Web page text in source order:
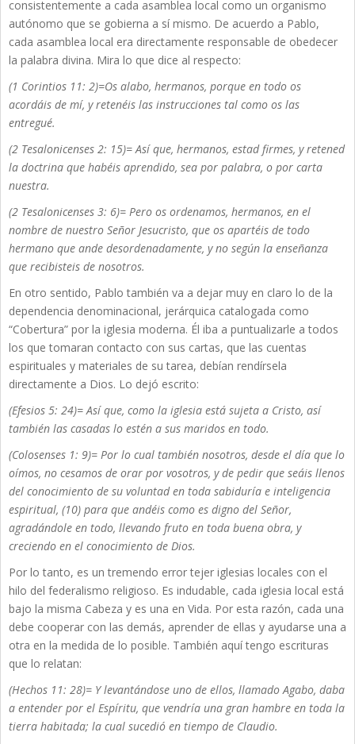
consistentemente a cada asamblea local como un organismo
autónomo que se gobierna a sí mismo. De acuerdo a Pablo,
cada asamblea local era directamente responsable de obedecer
la palabra divina. Mira lo que dice al respecto:
(1 Corintios 11: 2)=Os alabo, hermanos, porque en todo os
acordáis de mí, y retenéis las instrucciones tal como os las
entregué.
(2 Tesalonicenses 2: 15)= Así que, hermanos, estad firmes, y retened
la doctrina que habéis aprendido, sea por palabra, o por carta
nuestra.
(2 Tesalonicenses 3: 6)= Pero os ordenamos, hermanos, en el
nombre de nuestro Señor Jesucristo, que os apartéis de todo
hermano que ande desordenadamente, y no según la enseñanza
que recibisteis de nosotros.
En otro sentido, Pablo también va a dejar muy en claro lo de la
dependencia denominacional, jerárquica catalogada como
“Cobertura” por la iglesia moderna. Él iba a puntualizarle a todos
los que tomaran contacto con sus cartas, que las cuentas
espirituales y materiales de su tarea, debían rendírsela
directamente a Dios. Lo dejó escrito:
(Efesios 5: 24)= Así que, como la iglesia está sujeta a Cristo, así
también las casadas lo estén a sus maridos en todo.
(Colosenses 1: 9)= Por lo cual también nosotros, desde el día que lo
oímos, no cesamos de orar por vosotros, y de pedir que seáis llenos
del conocimiento de su voluntad en toda sabiduría e inteligencia
espiritual, (10) para que andéis como es digno del Señor,
agradándole en todo, llevando fruto en toda buena obra, y
creciendo en el conocimiento de Dios.
Por lo tanto, es un tremendo error tejer iglesias locales con el
hilo del federalismo religioso. Es indudable, cada iglesia local está
bajo la misma Cabeza y es una en Vida. Por esta razón, cada una
debe cooperar con las demás, aprender de ellas y ayudarse una a
otra en la medida de lo posible. También aquí tengo escrituras
que lo relatan:
(Hechos 11: 28)= Y levantándose uno de ellos, llamado Agabo, daba
a entender por el Espíritu, que vendría una gran hambre en toda la
tierra habitada; la cual sucedió en tiempo de Claudio.